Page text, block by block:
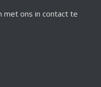
met ons in contact te